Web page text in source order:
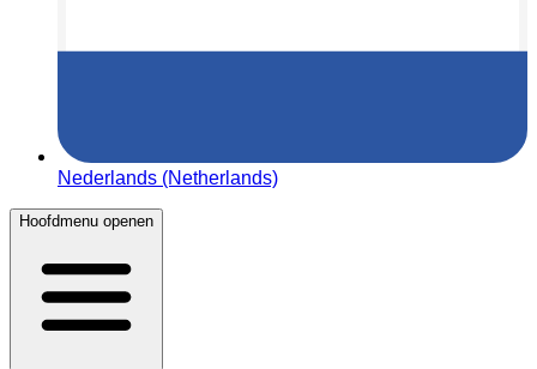
Nederlands (Netherlands)
Hoofdmenu openen